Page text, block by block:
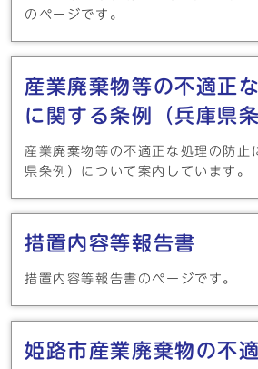
のページです。
産業廃棄物等の不適正
に関する条例（兵庫県条
産業廃棄物等の不適正な処理の防止
県条例）について案内しています。
措置内容等報告書
措置内容等報告書のページです。
姫路市産業廃棄物の不